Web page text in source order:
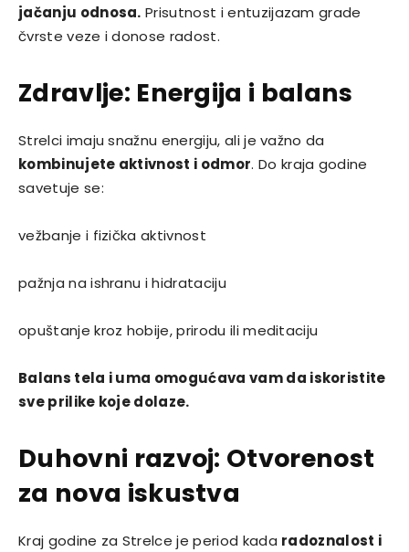
jačanju odnosa. Prisutnost i entuzijazam grade
čvrste veze i donose radost.
Zdravlje: Energija i balans
Strelci imaju snažnu energiju, ali je važno da
kombinujete aktivnost i odmor. Do kraja godine
savetuje se:
vežbanje i fizička aktivnost
pažnja na ishranu i hidrataciju
opuštanje kroz hobije, prirodu ili meditaciju
Balans tela i uma omogućava vam da iskoristite
sve prilike koje dolaze.
Duhovni razvoj: Otvorenost
za nova iskustva
Kraj godine za Strelce je period kada radoznalost i